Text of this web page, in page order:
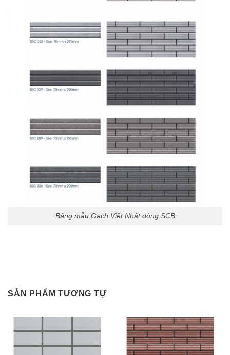
Bảng mẫu Gạch Việt Nhật dòng SCB
SẢN PHẨM TƯƠNG TỰ